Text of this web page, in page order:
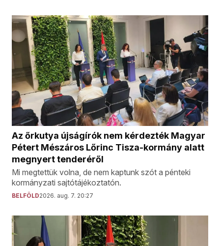
Az őrkutya újságírók nem kérdezték Magyar
Pétert Mészáros Lőrinc Tisza-kormány alatt
megnyert tenderéről
Mi megtettük volna, de nem kaptunk szót a pénteki
kormányzati sajtótájékoztatón.
BELFÖLD2026. aug. 7. 20:27